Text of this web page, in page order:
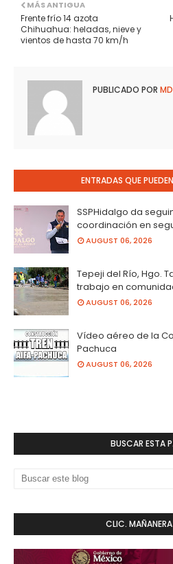
MÁS ANTIGUA
Frente frío 14 azota
Chihuahua: heladas, nieve y
vientos de hasta 70 km/h
PUBLICADO POR
ENTRADAS QUE
SSPHidalgo da
coordinación en
AUGUST 06, 2026
Tepeji del Río, Hgo.
trabajo en
AUGUST 06, 2026
Vídeo aéreo de la
Pachuca
AUGUST 06, 2026
BUSCAR ESTA
CLIC.